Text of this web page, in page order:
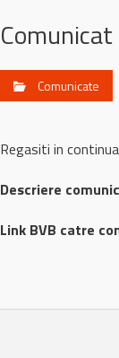
Comunicate
Regasiti in
Descriere
Link BVB catre